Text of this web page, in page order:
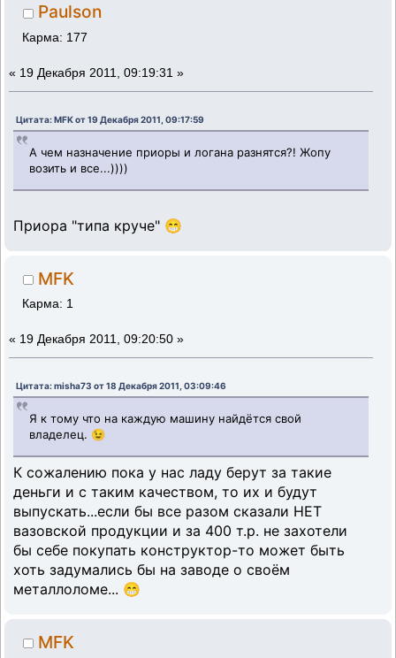
Paulson
Карма: 177
« 19 Декабря 2011, 09:19:31 »
Цитата: MFK от 19 Декабря 2011, 09:17:59
А чем назначение приоры и логана разнятся?! Жопу
возить и все...))))
Приора "типа круче" 😁
MFK
Карма: 1
« 19 Декабря 2011, 09:20:50 »
Цитата: misha73 от 18 Декабря 2011, 03:09:46
Я к тому что на каждую машину найдётся свой
владелец. 😉
К сожалению пока у нас ладу берут за такие
деньги и с таким качеством, то их и будут
выпускать...если бы все разом сказали НЕТ
вазовской продукции и за 400 т.р. не захотели
бы себе покупать конструктор-то может быть
хоть задумались бы на заводе о своём
металлоломе... 😁
MFK